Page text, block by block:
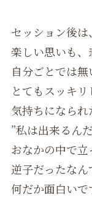
セッション後は、
楽しい思いも
自分ごとでは
とてもスッキ
気持ちになられ
”私は出来るん
おなかの中で
逆子だったなん
何だか面白いで